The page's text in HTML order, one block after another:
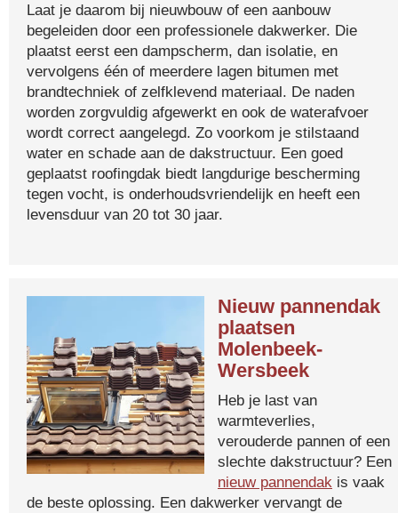
Laat je daarom bij nieuwbouw of een aanbouw
begeleiden door een professionele dakwerker. Die
plaatst eerst een dampscherm, dan isolatie, en
vervolgens één of meerdere lagen bitumen met
brandtechniek of zelfklevend materiaal. De naden
worden zorgvuldig afgewerkt en ook de waterafvoer
wordt correct aangelegd. Zo voorkom je stilstaand
water en schade aan de dakstructuur. Een goed
geplaatst roofingdak biedt langdurige bescherming
tegen vocht, is onderhoudsvriendelijk en heeft een
levensduur van 20 tot 30 jaar.
Nieuw pannendak
plaatsen
Molenbeek-
Wersbeek
Heb je last van
warmteverlies,
verouderde pannen of een
slechte dakstructuur? Een
nieuw pannendak is vaak
de beste oplossing. Een dakwerker vervangt de